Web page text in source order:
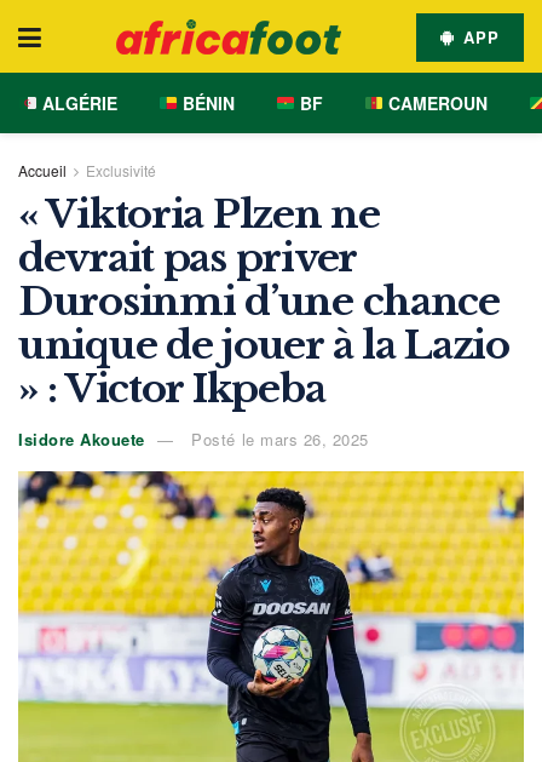
APP
ALGÉRIE BÉNIN BF CAMEROUN
Accueil Exclusivité
« Viktoria Plzen ne
devrait pas priver
Durosinmi d’une chance
unique de jouer à la Lazio
» : Victor Ikpeba
Isidore Akouete Posté le mars 26, 2025